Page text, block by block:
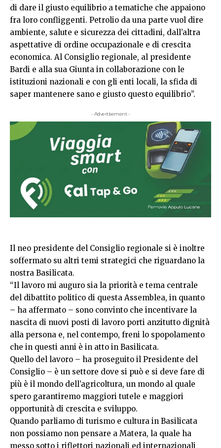
di dare il giusto equilibrio a tematiche che appaiono
fra loro confliggenti. Petrolio da una parte vuol dire
ambiente, salute e sicurezza dei cittadini, dall’altra
aspettative di ordine occupazionale e di crescita
economica. Al Consiglio regionale, al presidente
Bardi e alla sua Giunta in collaborazione con le
istituzioni nazionali e con gli enti locali, la sfida di
saper mantenere sano e giusto questo equilibrio”.
- Advertisement -
Il neo presidente del Consiglio regionale si è inoltre
soffermato su altri temi strategici che riguardano la
nostra Basilicata.
“Il lavoro mi auguro sia la priorità e tema centrale
del dibattito politico di questa Assemblea, in quanto
– ha affermato – sono convinto che incentivare la
nascita di nuovi posti di lavoro porti anzitutto dignità
alla persona e, nel contempo, freni lo spopolamento
che in questi anni è in atto in Basilicata.
Quello del lavoro – ha proseguito il Presidente del
Consiglio – è un settore dove si può e si deve fare di
più è il mondo dell’agricoltura, un mondo al quale
spero garantiremo maggiori tutele e maggiori
opportunità di crescita e sviluppo.
Quando parliamo di turismo e cultura in Basilicata
non possiamo non pensare a Matera, la quale ha
messo sotto i riflettori nazionali ed internazionali